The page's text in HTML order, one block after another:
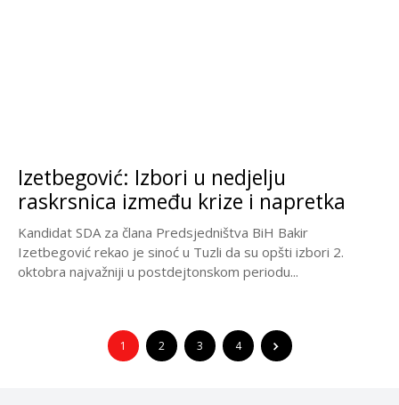
Izetbegović: Izbori u nedjelju
raskrsnica između krize i napretka
Kandidat SDA za člana Predsjedništva BiH Bakir
Izetbegović rekao je sinoć u Tuzli da su opšti izbori 2.
oktobra najvažniji u postdejtonskom periodu...
1 2 3 4